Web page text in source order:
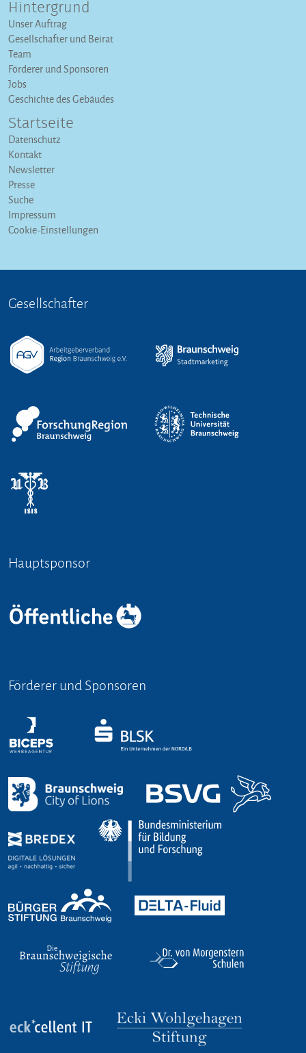
Hintergrund
Unser Auftrag
Gesellschafter und Beirat
Team
Förderer und Sponsoren
Jobs
Geschichte des Gebäudes
Startseite
Datenschutz
Kontakt
Newsletter
Presse
Suche
Impressum
Cookie-Einstellungen
Gesellschafter
Hauptsponsor
Förderer und Sponsoren